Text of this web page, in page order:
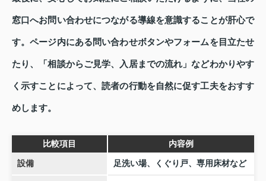
窓口へお問い合わせにつながる導線を意識することが肝心で
す。ページ内にある問い合わせボタンやフォームを目立たせ
たり、「相談からご見学、入居までの流れ」などわかりやす
く示すことによって、読者の行動を自然に促す工夫をおすす
めします。
比較項目 内容例
設備 足洗い場、くぐり戸、専用床材など